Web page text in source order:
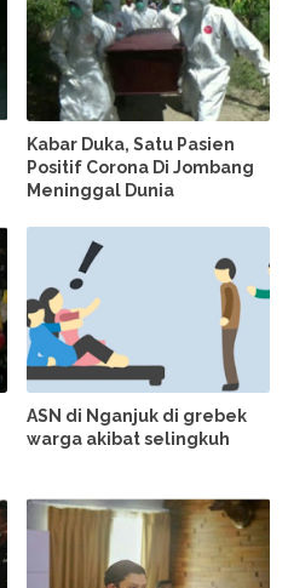
Kabar Duka, Satu Pasien
Positif Corona Di Jombang
Meninggal Dunia
ASN di Nganjuk di grebek
warga akibat selingkuh